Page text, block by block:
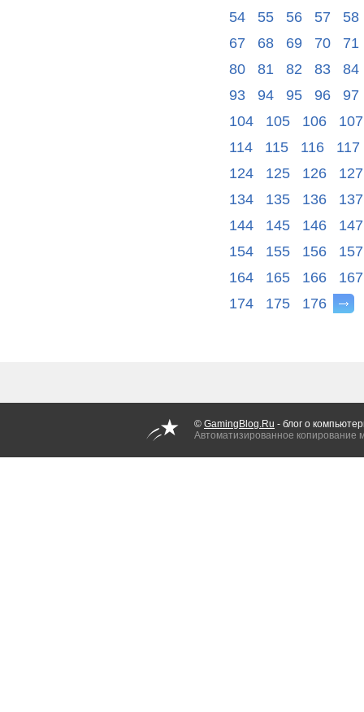
54
55 56 57
58
67
68 69 70
71
80
81 82 83
84
93
94 95 96
97
104
105 106
107
114
115 116
117
124
125 126
127
134
135 136
137
144
145 146
147
154
155 156
157
164
165 166
167
174
175 176
© GamingBlog.Ru - блог о
Автоматизированное копирование